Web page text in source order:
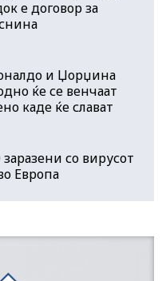
е договор за
и Џорџина
ќе се венчаат
каде ќе слават
со вирусот
Европа